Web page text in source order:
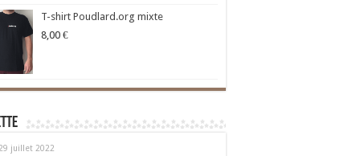
T-shirt Poudlard.org mixte
8,00 €
juillet 2022